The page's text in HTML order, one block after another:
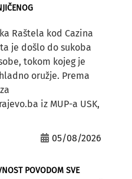
Raštela kod Cazina
je došlo do sukoba
tokom kojeg je
oružje. Prema
iz MUP-a USK,
05/08/2026
POVODOM SVE